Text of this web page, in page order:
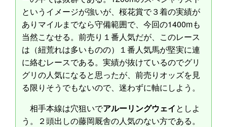
というイメージが強いが、桜花賞で３着の実績が
ありマイルまでなら守備範囲で、今回の1400mも
当然こなせる。前売り１番人気だが、このレース
は（紐荒れは多いものの）１番人気馬が堅実に連
に絡むレースである。実績が抜けているのでグリ
グリの人気になると思ったが、前売りオッズを見
る限りそうでもないので、迷わずに軸にしよう。
相手本線は穴狙いでアルーリングウェイとしよ
う。２頭出しの藤岡厩舎の人気のない方である。